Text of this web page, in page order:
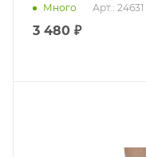
Много Арт.: 24631
3 480 ₽